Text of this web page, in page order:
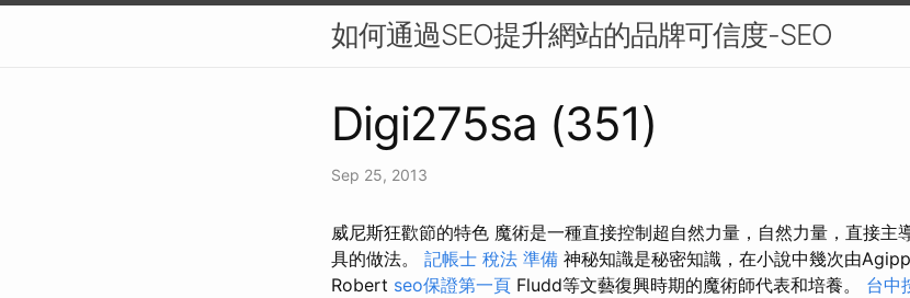
如何通過SEO提升網站的品牌可信度-SEO
Digi275sa (351)
Sep 25, 2013
威尼斯狂歡節的特色 魔術是一種直接控制超自然力量，自然力量，直接主
具的做法。 記帳士 稅法 準備 神秘知識是秘密知識，在小說中幾次由
Robert seo保證第一頁 Fludd等文藝復興時期的魔術師代表和培養。 台中